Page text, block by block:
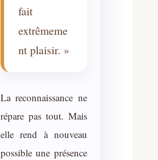
fait
extrêmeme
nt plaisir. »
La reconnaissance ne
répare pas tout. Mais
elle rend à nouveau
possible une présence